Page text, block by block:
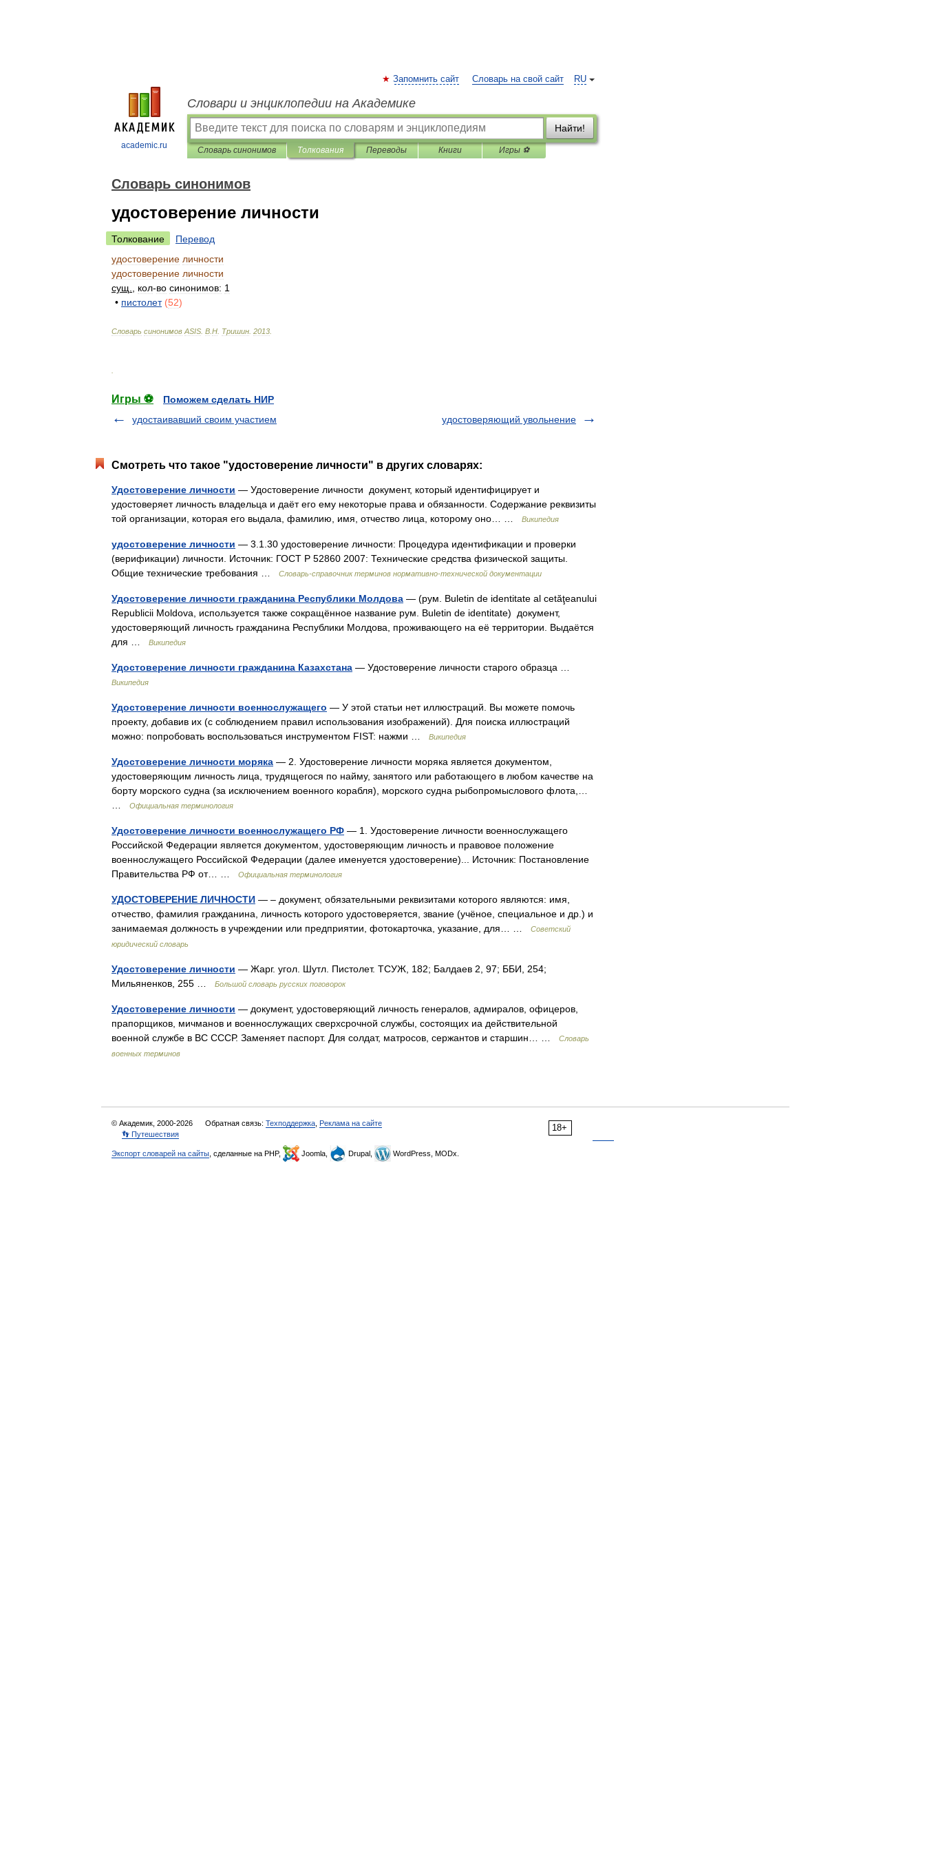
academic.ru
RU
Запомнить сайт Словарь на свой сайт
Словари и энциклопедии на Академике
Найти!
Словарь синонимов Толкования Переводы Книги Игры ⚽
Словарь синонимов
удостоверение личности
Толкование
Перевод
удостоверение личности
удостоверение личности
сущ
кол-во синонимов: 1
• пистолет (52)
Словарь синонимов ASIS В Н Тришин 2013
Игры ⚽
Поможем сделать НИР
удостаивавший своим участием
удостоверяющий увольнение
Смотреть что такое "удостоверение личности" в других словарях:
Удостоверение личности — Удостоверение личности документ, который идентифицирует и
удостоверяет личность владельца и даёт его ему некоторые права и обязанности. Содержание реквизиты
той организации, которая его выдала, фамилию, имя, отчество лица, которому оно… …
Википедия
удостоверение личности — 3.1.30 удостоверение личности: Процедура идентификации и проверки
(верификации) личности. Источник: ГОСТ Р 52860 2007: Технические средства физической защиты.
Общие технические требования …
Словарь-справочник терминов нормативно-технической документации
Удостоверение личности гражданина Республики Молдова — (рум. Buletin de identitate al cetăţeanului
Republicii Moldova, используется также сокращённое название рум. Buletin de identitate) документ,
удостоверяющий личность гражданина Республики Молдова, проживающего на её территории. Выдаётся
для …
Википедия
Удостоверение личности гражданина Казахстана — Удостоверение личности старого образца …
Википедия
Удостоверение личности военнослужащего — У этой статьи нет иллюстраций. Вы можете помочь
проекту, добавив их (с соблюдением правил использования изображений). Для поиска иллюстраций
можно: попробовать воспользоваться инструментом FIST: нажми …
Википедия
Удостоверение личности моряка — 2. Удостоверение личности моряка является документом,
удостоверяющим личность лица, трудящегося по найму, занятого или работающего в любом качестве на
борту морского судна (за исключением военного корабля), морского судна рыбопромыслового флота,…
Официальная терминология
Удостоверение личности военнослужащего РФ — 1. Удостоверение личности военнослужащего
Российской Федерации является документом, удостоверяющим личность и правовое положение
военнослужащего Российской Федерации (далее именуется удостоверение)... Источник: Постановление
Правительства РФ от… …
Официальная терминология
УДОСТОВЕРЕНИЕ ЛИЧНОСТИ — – документ, обязательными реквизитами которого являются: имя,
отчество, фамилия гражданина, личность которого удостоверяется, звание (учёное, специальное и др.) и
занимаемая должность в учреждении или предприятии, фотокарточка, указание, для… …
Советский
юридический словарь
Удостоверение личности — Жарг. угол. Шутл. Пистолет. ТСУЖ, 182; Балдаев 2, 97; ББИ, 254;
Мильяненков, 255 …
Большой словарь русских поговорок
Удостоверение личности — документ, удостоверяющий личность генералов, адмиралов, офицеров,
прапорщиков, мичманов и военнослужащих сверхсрочной службы, состоящих иа действительной
военной службе в ВС СССР. Заменяет паспорт. Для солдат, матросов, сержантов и старшин… …
Словарь
военных терминов
18+
© Академик, 2000-2026 Обратная связь: Техподдержка Реклама на сайте
👣 Путешествия
Экспорт словарей на сайты , сделанные на PHP, Joomla, Drupal, WordPress, MODx.